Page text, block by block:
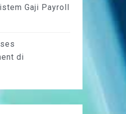
Gaji Payroll
di